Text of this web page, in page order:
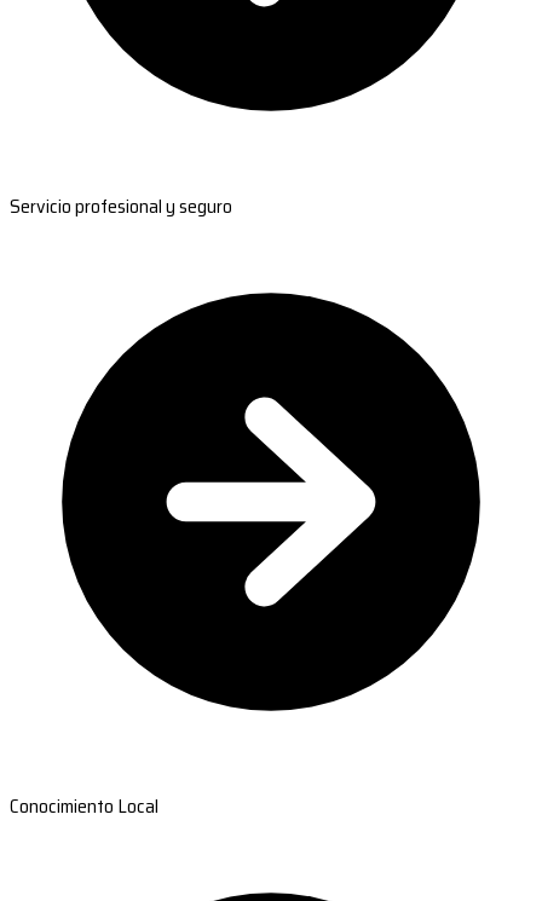
Servicio profesional y seguro
Conocimiento Local